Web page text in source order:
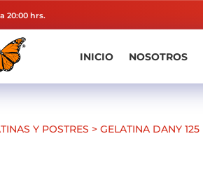
20:00 hrs.
INICIO NOSOTROS
Y POSTRES >GELATINA DANY 125